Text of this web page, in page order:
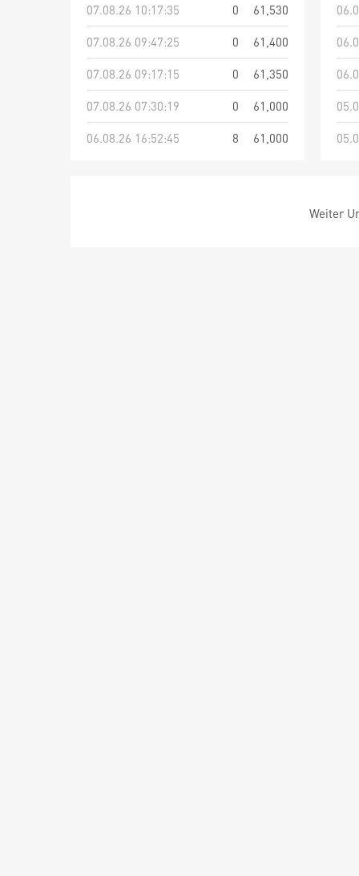
07.08.26 10:17:35
0
61,530
07.08.26 09:47:25
0
61,400
07.08.26 09:17:15
0
61,350
07.08.26 07:30:19
0
61,000
06.08.26 16:52:45
8 61,000
Weiter